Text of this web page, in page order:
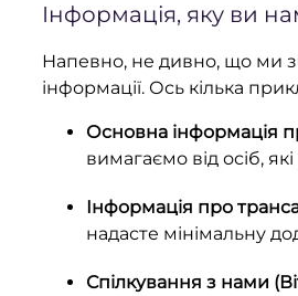
Інформація, яку ви
Напевно, не дивно, що ми
інформації. Ось кілька
Основна інформація
вимагаємо від осіб,
Інформація про
надасте мінімальну
Спілкування з нами